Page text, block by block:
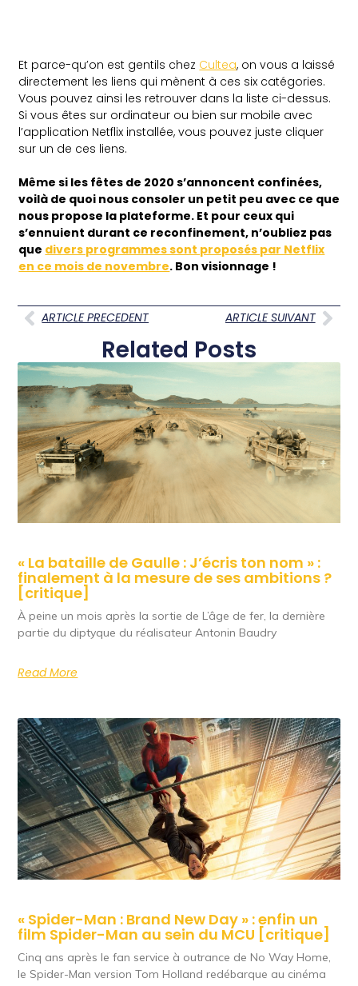
Et parce-qu’on est gentils chez Cultea, on vous a laissé
directement les liens qui mènent à ces six catégories.
Vous pouvez ainsi les retrouver dans la liste ci-dessus.
Si vous êtes sur ordinateur ou bien sur mobile avec
l’application Netflix installée, vous pouvez juste cliquer
sur un de ces liens.
Même si les fêtes de 2020 s’annoncent confinées,
voilà de quoi nous consoler un petit peu avec ce que
nous propose la plateforme. Et pour ceux qui
s’ennuient durant ce reconfinement, n’oubliez pas
que divers programmes sont proposés par Netflix
en ce mois de novembre. Bon visionnage !
ARTICLE PRECEDENT ARTICLE SUIVANT
Related Posts
« La bataille de Gaulle : J’écris ton nom » :
finalement à la mesure de ses ambitions ?
[critique]
À peine un mois après la sortie de L’âge de fer, la dernière
partie du diptyque du réalisateur Antonin Baudry
Read More
« Spider-Man : Brand New Day » : enfin un
film Spider-Man au sein du MCU [critique]
Cinq ans après le fan service à outrance de No Way Home,
le Spider-Man version Tom Holland redébarque au cinéma